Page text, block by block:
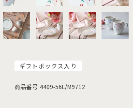
ギフトボックス入り
商品番号 4409-56L/M9712